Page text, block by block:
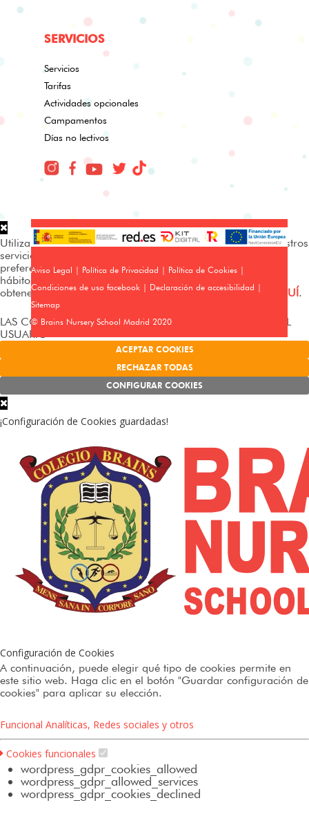
SERVICIOS
Servicios
Tarifas
Actividades opcionales
Campamentos
Días no lectivos
Aviso Legal | Política de Privacidad | Política de Cookies|
Condiciones de uso facebook| Declaración de accesibilidad |
Sitemap
© Brains Nursery School Madrid 2020
Utilizamos cookies propias y de terceros para analizar nuestros
servicios y mostrarte publicidad relacionada con tus
preferencias en base a un perfil elaborado a partir de tus
hábitos de navegación (p. ej. páginas visitadas). Puedes
obtener más información y configurar tus preferencias
AQUÍ.
LAS COOKIES FUNCIONAN SIN EL CONSENTIMIENTO DEL
USUARIO
ACEPTAR COOKIES
CONFIGURAR COOKIES
RECHAZAR TODAS
¡Configuración de Cookies guardadas!
Configuración de Cookies
A continuación, puede elegir qué tipo de cookies permite en
este sitio web. Haga clic en el botón "Guardar configuración de
cookies" para aplicar su elección.
Funcional Analíticas, Redes sociales y otros
Cookies funcionales
wordpress_gdpr_cookies_allowed
wordpress_gdpr_allowed_services
wordpress_gdpr_cookies_declined